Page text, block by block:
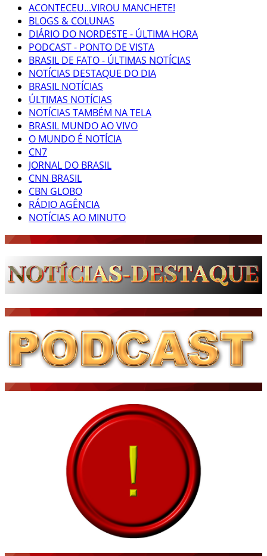
ACONTECEU...VIROU MANCHETE!
BLOGS & COLUNAS
DIÁRIO DO NORDESTE - ÚLTIMA HORA
PODCAST - PONTO DE VISTA
BRASIL DE FATO - ÚLTIMAS NOTÍCIAS
NOTÍCIAS DESTAQUE DO DIA
BRASIL NOTÍCIAS
ÚLTIMAS NOTÍCIAS
NOTÍCIAS TAMBÉM NA TELA
BRASIL MUNDO AO VIVO
O MUNDO É NOTÍCIA
CN7
JORNAL DO BRASIL
CNN BRASIL
CBN GLOBO
RÁDIO AGÊNCIA
NOTÍCIAS AO MINUTO